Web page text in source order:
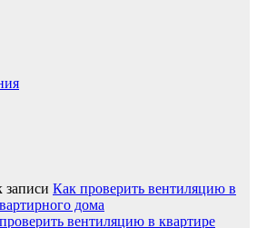
записи Как проверить вентиляцию в
дома
вентиляцию в квартире